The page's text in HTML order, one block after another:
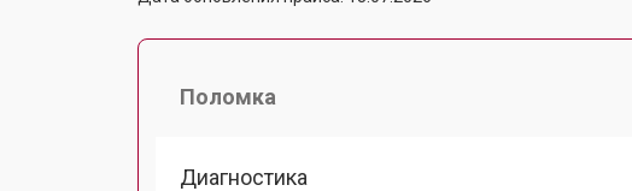
Поломка
Диагностика